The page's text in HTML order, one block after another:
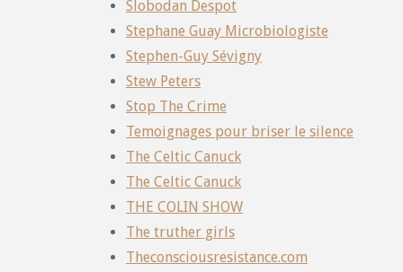
Slobodan Despot
Stephane Guay Microbiologiste
Stephen-Guy Sévigny
Stew Peters
Stop The Crime
Temoignages pour briser le silence
The Celtic Canuck
The Celtic Canuck
THE COLIN SHOW
The truther girls
Theconsciousresistance.com